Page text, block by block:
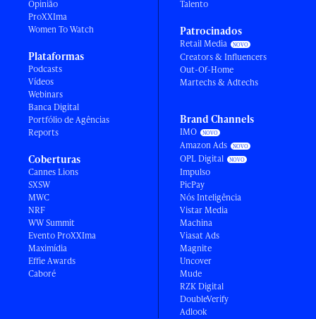
Opinião
ProXXIma
Women To Watch
Plataformas
Podcasts
Vídeos
Webinars
Banca Digital
Portfólio de Agências
Reports
Coberturas
Cannes Lions
SXSW
MWC
NRF
WW Summit
Evento ProXXIma
Maximídia
Effie Awards
Caboré
Talento
Patrocinados
Retail Media
Creators & Influencers
Out-Of-Home
Martechs & Adtechs
Brand Channels
IMO
Amazon Ads
OPL Digital
Impulso
PicPay
Nós Inteligência
Vistar Media
Machina
Viasat Ads
Magnite
Uncover
Mude
RZK Digital
DoubleVerify
Adlook